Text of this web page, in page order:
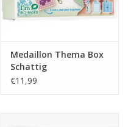
Medaillon Thema Box
Schattig
€11,99